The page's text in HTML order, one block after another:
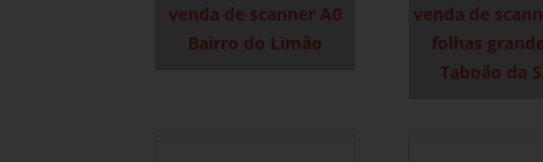
venda de scanner A0
Bairro do Limão
venda de
folhas
Taboão da